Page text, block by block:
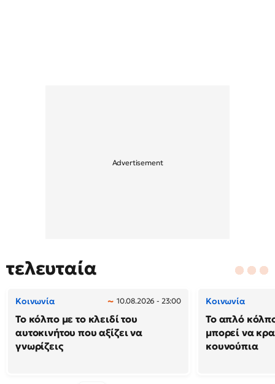
τελευταία
Κοινωνία 10.08.2026 - 23:00
Το κόλπο με το κλειδί του
αυτοκινήτου που αξίζει να
γνωρίζεις
Κοινωνία
Το απλό
μπορεί να
κουνούπια